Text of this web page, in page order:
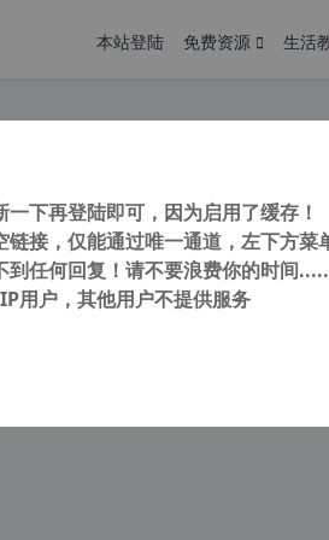
本站登陆 免费资源 生活
32/64位 数据恢复软件 支持win7及更高
注意： 由于网站空间位于国
下再登陆即可，因为启用了缓存！
接，仅能通过唯一通道，左下方菜
到任何回复！请不要浪费你的时间
用户，其他用户不提供服务